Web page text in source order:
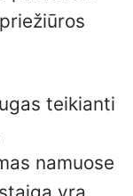
teikianti
namuose